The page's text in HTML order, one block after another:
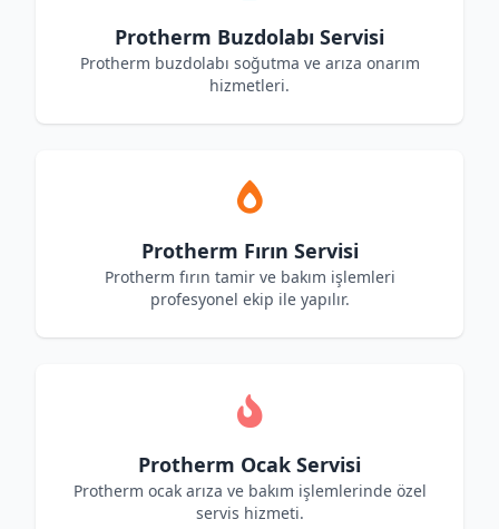
Protherm Buzdolabı Servisi
Protherm buzdolabı soğutma ve arıza onarım
hizmetleri.
Protherm Fırın Servisi
Protherm fırın tamir ve bakım işlemleri
profesyonel ekip ile yapılır.
Protherm Ocak Servisi
Protherm ocak arıza ve bakım işlemlerinde özel
servis hizmeti.